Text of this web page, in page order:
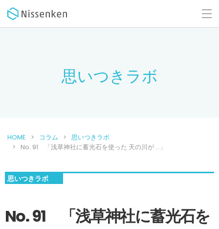
思いつきラボ
HOME コラム
思いつきラボ
No. 91 「浅草神社に蓄光石を使った 天の川が …」
思いつきラボ
No. 91 「浅草神社に蓄光石を